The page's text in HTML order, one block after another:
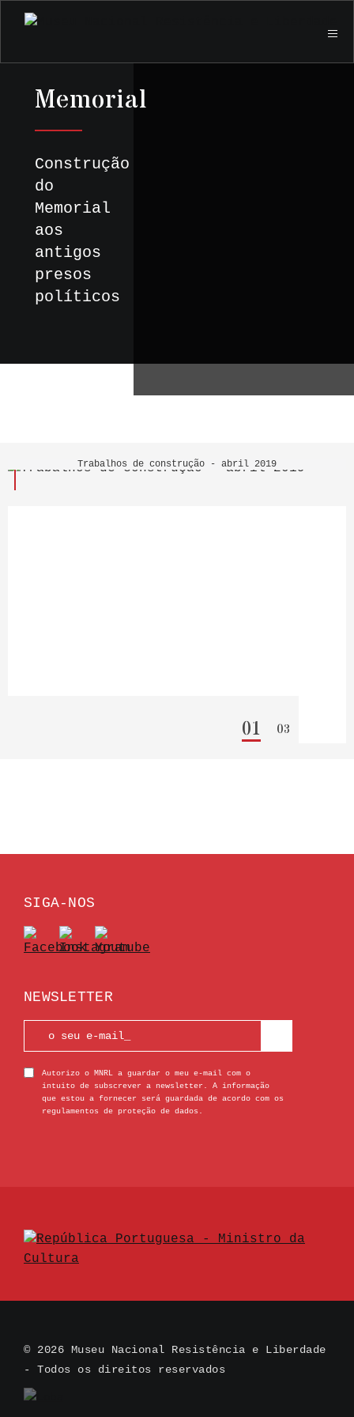
Memorial
Construção
do
Memorial
aos
antigos
presos
políticos
01 03
SIGA-NOS
NEWSLETTER
Autorizo o MNRL a guardar o meu e-mail com o
intuito de subscrever a newsletter. A informação
que estou a fornecer será guardada de acordo com os
regulamentos de proteção de dados.
© 2026 Museu Nacional Resistência e Liberdade
- Todos os direitos reservados